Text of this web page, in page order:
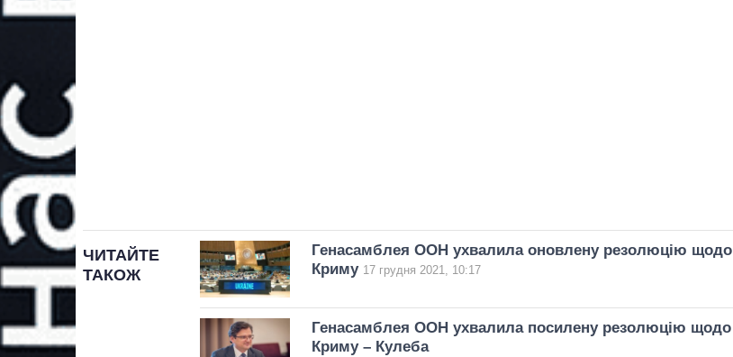
ЧИТАЙТЕ
ТАКОЖ
Генасамблея ООН ухвалила оновлену резолюцію щодо
Криму 17 грудня 2021, 10:17
Генасамблея ООН ухвалила посилену резолюцію щодо
Криму – Кулеба